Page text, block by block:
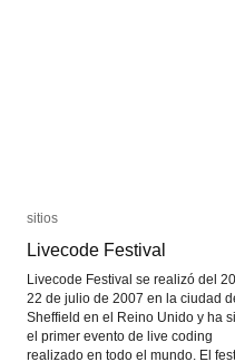
sitios
Livecode Festival
Livecode Festival se realizó del 20
22 de julio de 2007 en la ciudad
Sheffield en el Reino Unido y ha
el primer evento de live coding
realizado en todo el mundo. El
sitios
Livecode Festival